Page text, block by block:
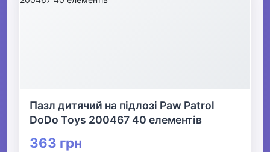
Пазл дитячий на підлозі Paw Patrol
DoDo Toys 200467 40 елементів
363 грн